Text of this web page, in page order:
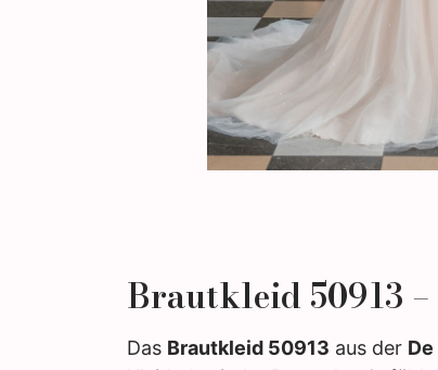
Brautkleid 50913
Das Brautkleid 50913 aus der